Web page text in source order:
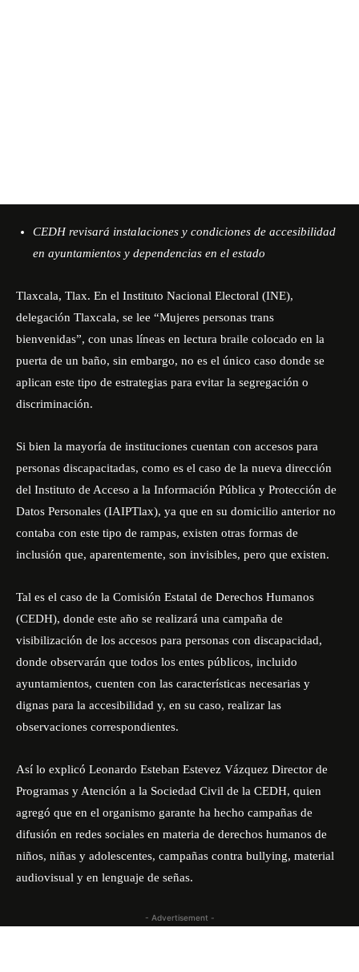
CEDH revisará instalaciones y condiciones de accesibilidad
en ayuntamientos y dependencias en el estado
Tlaxcala, Tlax. En el Instituto Nacional Electoral (INE),
delegación Tlaxcala, se lee “Mujeres personas trans
bienvenidas”, con unas líneas en lectura braile colocado en la
puerta de un baño, sin embargo, no es el único caso donde se
aplican este tipo de estrategias para evitar la segregación o
discriminación.
Si bien la mayoría de instituciones cuentan con accesos para
personas discapacitadas, como es el caso de la nueva dirección
del Instituto de Acceso a la Información Pública y Protección de
Datos Personales (IAIPTlax), ya que en su domicilio anterior no
contaba con este tipo de rampas, existen otras formas de
inclusión que, aparentemente, son invisibles, pero que existen.
Tal es el caso de la Comisión Estatal de Derechos Humanos
(CEDH), donde este año se realizará una campaña de
visibilización de los accesos para personas con discapacidad,
donde observarán que todos los entes públicos, incluido
ayuntamientos, cuenten con las características necesarias y
dignas para la accesibilidad y, en su caso, realizar las
observaciones correspondientes.
Así lo explicó Leonardo Esteban Estevez Vázquez Director de
Programas y Atención a la Sociedad Civil de la CEDH, quien
agregó que en el organismo garante ha hecho campañas de
difusión en redes sociales en materia de derechos humanos de
niños, niñas y adolescentes, campañas contra bullying, material
audiovisual y en lenguaje de señas.
- Advertisement -